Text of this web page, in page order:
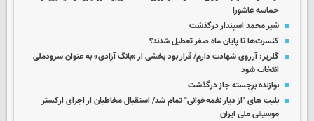
حماسه عاشورا
شیر محمد اسپندار درگذشت
کنسرت‌ها تا پایان ماه صفر تعطیل شدند؟
گلریز: آرزوی شهادت دارم/ قرار بود بخشی از «بانگ آزادی» به عنوان سرودملی
انتخاب شود
نوازنده برجسته جاز درگذشت
بلیت های "از دیار نغمه‌خوانی" تمام شد/ استقبال مخاطبان از اجرای ارکستر
موسیقی ملی ایران